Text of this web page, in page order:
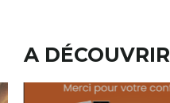
A DÉCOUVRIR